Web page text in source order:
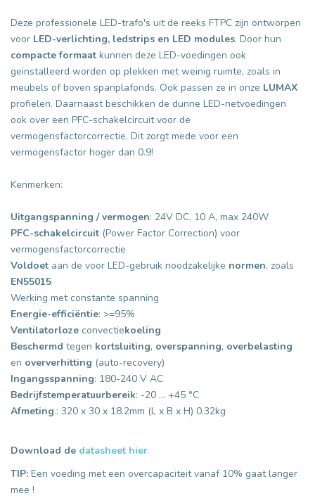
Deze professionele LED-trafo's uit de reeks FTPC zijn ontworpen
voor LED-verlichting, ledstrips en LED modules. Door hun
compacte formaat kunnen deze LED-voedingen ook
geïnstalleerd worden op plekken met weinig ruimte, zoals in
meubels of boven spanplafonds. Ook passen ze in onze LUMAX
profielen. Daarnaast beschikken de dunne LED-netvoedingen
ook over een PFC-schakelcircuit voor de
vermogensfactorcorrectie. Dit zorgt mede voor een
vermogensfactor hoger dan 0.9!
Kenmerken:
Uitgangspanning / vermogen: 24V DC, 10 A, max 240W
PFC-schakelcircuit (Power Factor Correction) voor
vermogensfactorcorrectie
Voldoet aan de voor LED-gebruik noodzakelijke normen, zoals
EN55015
Werking met constante spanning
Energie-efficiëntie: >=95%
Ventilatorloze convectiekoeling
Beschermd tegen kortsluiting, overspanning, overbelasting
en oververhitting (auto-recovery)
Ingangsspanning: 180-240 V AC
Bedrijfstemperatuurbereik: -20 ... +45 °C
Afmeting.: 320 x 30 x 18.2mm (L x B x H) 0.32kg
Download de datasheet hier
TIP: Een voeding met een overcapaciteit vanaf 10% gaat langer
mee !